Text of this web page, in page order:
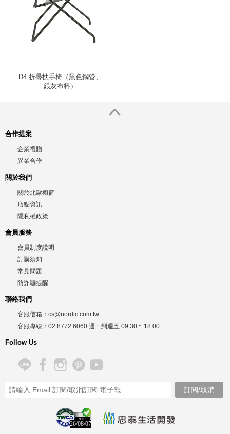
D4 折疊扶手椅（黑色鋼管、
銀灰布料）
合作提案
企業禮贈
異業合作
關於我們
關於北歐櫥窗
店點資訊
隱私權政策
會員服務
會員制度說明
訂購須知
常見問題
防詐騙提醒
聯絡我們
客服信箱： cs@nordic.com.tw
客服專線： 02 8772 6060 週一到週五 09:30 ~ 18:00
Follow Us
26/08/07